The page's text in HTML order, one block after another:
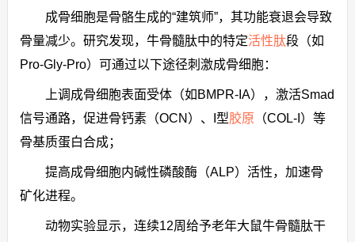
成骨细胞是骨骼生成的“建筑师”，其功能衰退会导致
骨量减少。研究发现，牛骨髓肽中的特定活性肽段（如
Pro-Gly-Pro）可通过以下途径刺激成骨细胞：
上调成骨细胞表面受体（如BMPR-IA），激活Smad
信号通路，促进骨钙素（OCN）、I型胶原
（COL-I）等
骨基质蛋白合成；
提高成骨细胞内碱性磷酸酶（ALP）活性，加速骨
矿化进程。
动物实验显示，连续12周给予老年大鼠牛骨髓肽干